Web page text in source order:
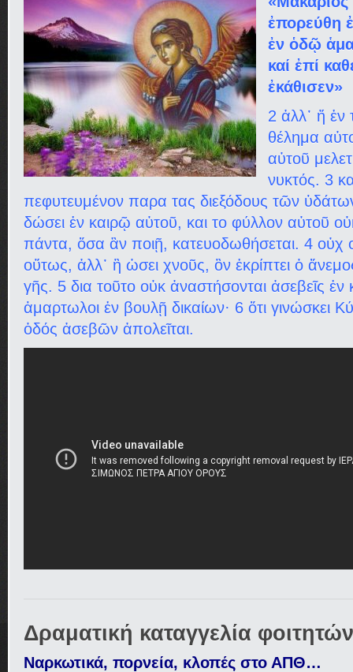
ἐπορεύθη
ἐν ὁδῷ
καί ἐπί
ἐκάθισεν»
2 ἀλλ᾿ ἤ
θέλημα
αὐτοῦ
νυκτός. 3
πεφυτευμένον παρα τας διεξόδους τῶν
δώσει ἐν καιρῷ αὐτοῦ, και το φύλλον αὐτοῦ
πάντα, ὅσα ἂν ποιῇ, κατευοδωθήσεται. 4 οὐχ
οὕτως, ἀλλ᾿ ἢ ὡσει χνοῦς, ὃν ἐκρίπτει ὁ
γῆς. 5 δια τοῦτο οὐκ ἀναστήσονται ἀσεβεῖς ἐν
ἁμαρτωλοι ἐν βουλῇ δικαίων· 6 ὅτι γινώσκει
ὁδός ἀσεβῶν ἀπολεῖται.
Δραματική καταγγελία φοιτητών
Ναρκωτικά, πορνεία, κλοπές στο ΑΠΘ…